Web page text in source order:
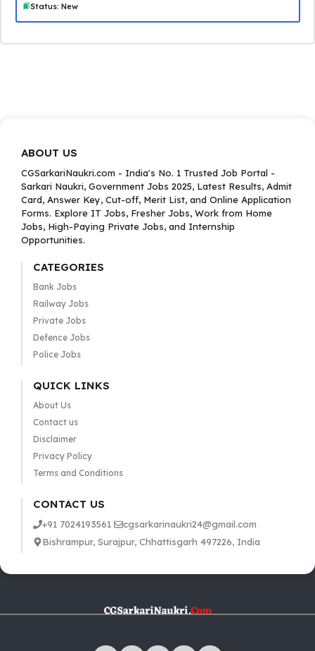
Status: New
ABOUT US
CGSarkariNaukri.com - India's No. 1 Trusted Job Portal -
Sarkari Naukri, Government Jobs 2025, Latest Results, Admit
Card, Answer Key, Cut-off, Merit List, and Online Application
Forms. Explore IT Jobs, Fresher Jobs, Work from Home
Jobs, High-Paying Private Jobs, and Internship
Opportunities.
CATEGORIES
Bank Jobs
Railway Jobs
Private Jobs
Defence Jobs
Police Jobs
QUICK LINKS
About Us
Contact us
Disclaimer
Privacy Policy
Terms and Conditions
CONTACT US
+91 7024193561
cgsarkarinaukri24@gmail.com
Bishrampur, Surajpur, Chhattisgarh 497226, India